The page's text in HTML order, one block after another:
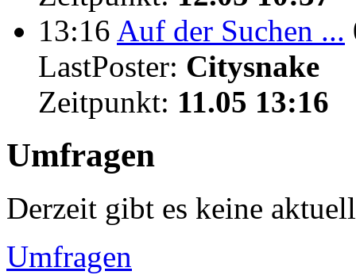
13:16 Auf der Suchen ...
LastPoster: Citysnake
Zeitpunkt: 11.05 13:16
Umfragen
Derzeit gibt es keine
Umfragen